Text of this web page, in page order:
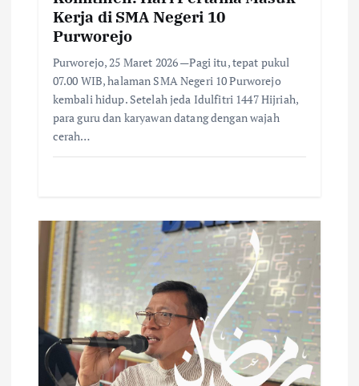
Kerja di SMA Negeri 10
Purworejo
Purworejo, 25 Maret 2026 —Pagi itu, tepat pukul
07.00 WIB, halaman SMA Negeri 10 Purworejo
kembali hidup. Setelah jeda Idulfitri 1447 Hijriah,
para guru dan karyawan datang dengan wajah
cerah…